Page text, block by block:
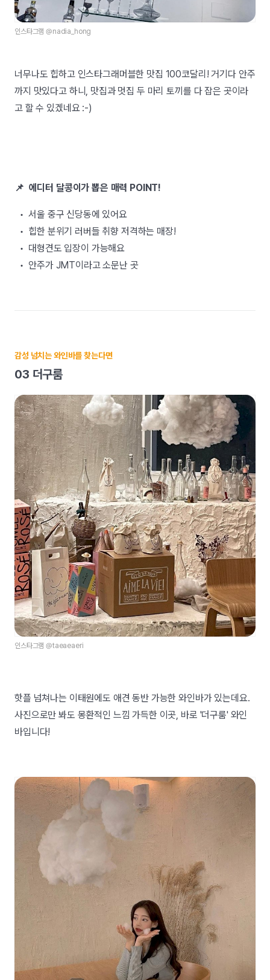
인스타그램 @nadia_hong
너무나도 힙하고 인스타그래머블한 맛집 100코달리! 거기다 안주
까지 맛있다고 하니, 맛집과 멋집 두 마리 토끼를 다 잡은 곳이라
고 할 수 있겠네요 :-)
📌 에디터 달콩이가 뽑은 매력 POINT!
• 서울 중구 신당동에 있어요
• 힙한 분위기 러버들 취향 저격하는 매장!
• 대형견도 입장이 가능해요
• 안주가 JMT이라고 소문난 곳
감성 넘치는 와인바를 찾는다면
03 더구룸
인스타그램 @taeaeaeri
핫플 넘쳐나는 이태원에도 애견 동반 가능한 와인바가 있는데요.
사진으로만 봐도 몽환적인 느낌 가득한 이곳, 바로 '더구룸' 와인
바입니다!